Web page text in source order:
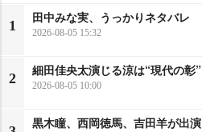
1
田中みな実、うっかりネタバレ
2026-08-05 15:32
2
細田佳央太演じる涼は“現代の彰”
2026-08-05 10:00
黒木瞳、西岡徳馬、吉田羊が出演